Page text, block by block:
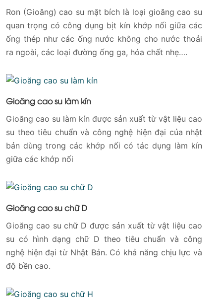
Ron (Gioăng) cao su mặt bích là loại gioăng cao su
quan trọng có công dụng bịt kín khớp nối giữa các
ống thép như các ống nước không cho nước thoải
ra ngoài, các loại đường ống ga, hóa chất nhẹ….
Gioăng cao su làm kín
Gioăng cao su làm kín được sản xuất từ vật liệu cao
su theo tiêu chuẩn và công nghệ hiện đại của nhật
bản dùng trong các khớp nối có tác dụng làm kín
giữa các khớp nối
Gioăng cao su chữ D
Gioăng cao su chữ D được sản xuất từ vật liệu cao
su có hình dạng chữ D theo tiêu chuẩn và công
nghệ hiện đại từ Nhật Bản. Có khả năng chịu lực và
độ bền cao.